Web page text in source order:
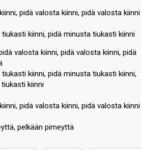
pidä valosta kiinni, pidä valosta kiinni
kiinni, pidä minusta tiukasti kiinni
valosta kiinni, pidä valosta kiinni, pidä
kiinni, pidä minusta tiukasti kiinni,
kiinni
pidä valosta kiinni, pidä valoѕtа kiinni
pelkään pimeyttä